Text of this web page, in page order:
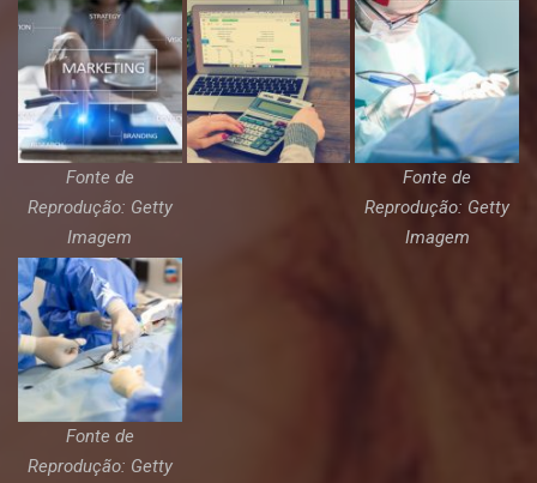
Fonte de
Reprodução: Getty
Imagem
Fonte de
Reprodução: Getty
Imagem
Fonte de
Reprodução: Getty